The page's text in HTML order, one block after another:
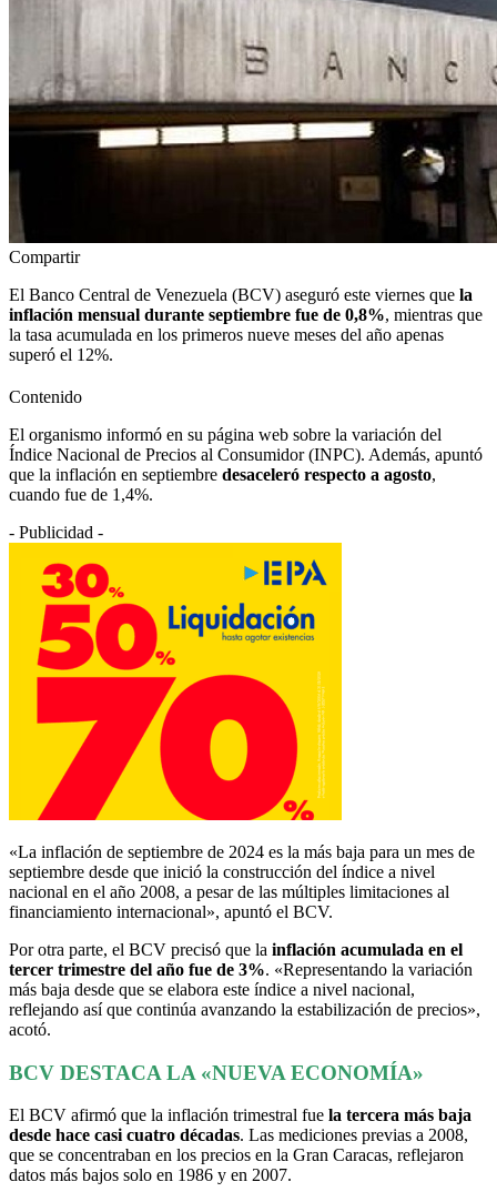
Compartir
El Banco Central de Venezuela (BCV) aseguró este viernes que la
inflación mensual durante septiembre fue de 0,8%, mientras que
la tasa acumulada en los primeros nueve meses del año apenas
superó el 12%.
Contenido
El organismo informó en su página web sobre la variación del
Índice Nacional de Precios al Consumidor (INPC). Además, apuntó
que la inflación en septiembre desaceleró respecto a agosto,
cuando fue de 1,4%.
- Publicidad -
«La inflación de septiembre de 2024 es la más baja para un mes de
septiembre desde que inició la construcción del índice a nivel
nacional en el año 2008, a pesar de las múltiples limitaciones al
financiamiento internacional», apuntó el BCV.
Por otra parte, el BCV precisó que la inflación acumulada en el
tercer trimestre del año fue de 3%. «Representando la variación
más baja desde que se elabora este índice a nivel nacional,
reflejando así que continúa avanzando la estabilización de precios»,
acotó.
BCV DESTACA LA «NUEVA ECONOMÍA»
El BCV afirmó que la inflación trimestral fue la tercera más baja
desde hace casi cuatro décadas. Las mediciones previas a 2008,
que se concentraban en los precios en la Gran Caracas, reflejaron
datos más bajos solo en 1986 y en 2007.